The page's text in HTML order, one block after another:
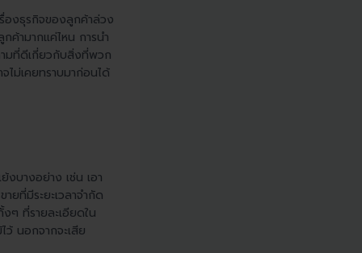
องธุรกิจของลูกค้าล่วง
ค้ามากแค่ไหน การนำ
ามที่ดีเกี่ยวกับสิ่งที่พวก
ไม่เคยทราบมาก่อนได้
บางอย่าง เช่น เอา
ยที่มีระยะเวลาจำกัด
งๆ ที่รายละเอียดใน
นอกจากจะเสีย